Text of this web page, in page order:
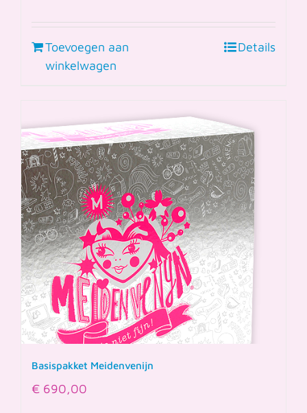
Toevoegen aan
winkelwagen
Details
Basispakket Meidenvenijn
€ 690,00